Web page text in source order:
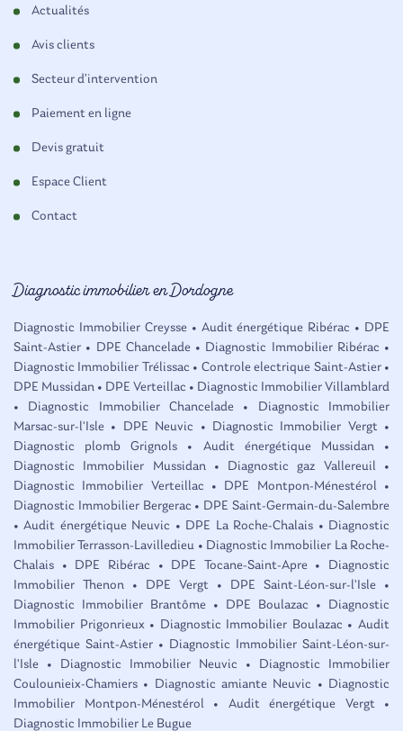
Actualités
Avis clients
Secteur d’intervention
Paiement en ligne
Devis gratuit
Espace Client
Contact
Diagnostic immobilier en Dordogne
Diagnostic Immobilier Creysse • Audit énergétique Ribérac • DPE
Saint-Astier • DPE Chancelade • Diagnostic Immobilier Ribérac •
Diagnostic Immobilier Trélissac • Controle electrique Saint-Astier•
DPE Mussidan • DPE Verteillac • Diagnostic Immobilier Villamblard
• Diagnostic Immobilier Chancelade • Diagnostic Immobilier
Marsac-sur-l'Isle • DPE Neuvic • Diagnostic Immobilier Vergt•
Diagnostic plomb Grignols • Audit énergétique Mussidan•
Diagnostic Immobilier Mussidan• Diagnostic gaz Vallereuil•
Diagnostic Immobilier Verteillac • DPE Montpon-Ménestérol•
Diagnostic Immobilier Bergerac • DPE Saint-Germain-du-Salembre
•Audit énergétique Neuvic • DPE La Roche-Chalais • Diagnostic
Immobilier Terrasson-Lavilledieu • Diagnostic Immobilier La Roche-
Chalais • DPE Ribérac • DPE Tocane-Saint-Apre • Diagnostic
Immobilier Thenon • DPE Vergt • DPE Saint-Léon-sur-l'Isle •
Diagnostic Immobilier Brantôme • DPE Boulazac • Diagnostic
Immobilier Prigonrieux • Diagnostic Immobilier Boulazac •Audit
énergétique Saint-Astier • Diagnostic Immobilier Saint-Léon-sur-
l'Isle • Diagnostic Immobilier Neuvic • Diagnostic Immobilier
Coulounieix-Chamiers • Diagnostic amiante Neuvic • Diagnostic
Immobilier Montpon-Ménestérol• Audit énergétique Vergt•
Diagnostic Immobilier Le Bugue